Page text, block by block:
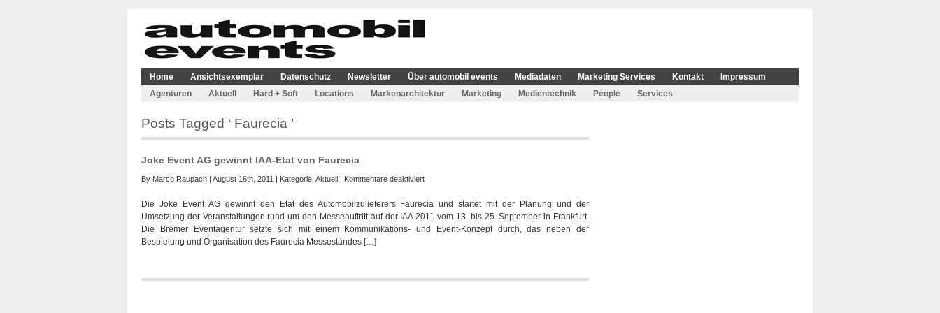
Home Ansichtsexemplar Datenschutz Newsletter Über automobil events Mediadaten Marketing Services Kontakt
Impressum
Agenturen
Aktuell Hard + Soft Locations Markenarchitektur Marketing Medientechnik People Services
Posts Tagged ‘ Faurecia ’
Joke Event AG gewinnt IAA-Etat von Faurecia
By Marco Raupach | August 16th, 2011 | Kategorie: Aktuell | Kommentare deaktiviertfür
Event
AG
gewinnt
Faurecia
Die Joke Event AG gewinnt den Etat des Automobilzulieferers Faurecia und startet mit der Planung und der
Umsetzung der Veranstaltungen rund um den Messeauftritt auf der IAA 2011 vom 13. bis 25. September in Frankfurt.
Die Bremer Eventagentur setzte sich mit einem Kommunikations- und Event-Konzept durch, das neben der
Bespielung und Organisation des Faurecia Messestandes […]